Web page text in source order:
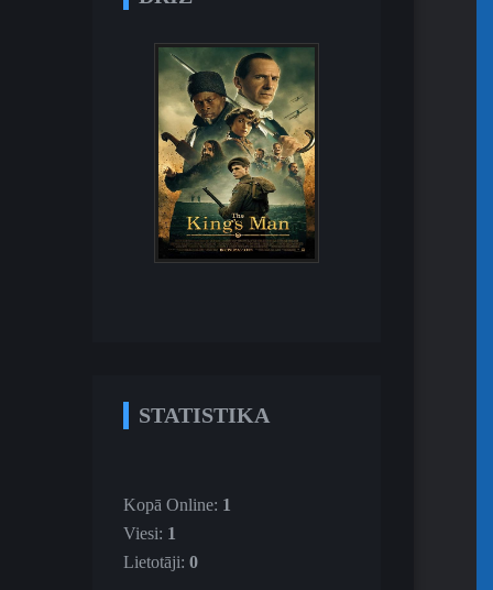
STATISTIKA
Kopā Online: 1
Viesi: 1
Lietotāji: 0